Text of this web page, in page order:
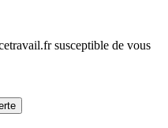
susceptible de vous